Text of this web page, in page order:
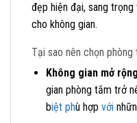
đẹp hiện đại, sang
cho không gian.
Tại sao nên chọn phòng
Không gian mở
gian phòng tắm trở
biệt phù hợp với